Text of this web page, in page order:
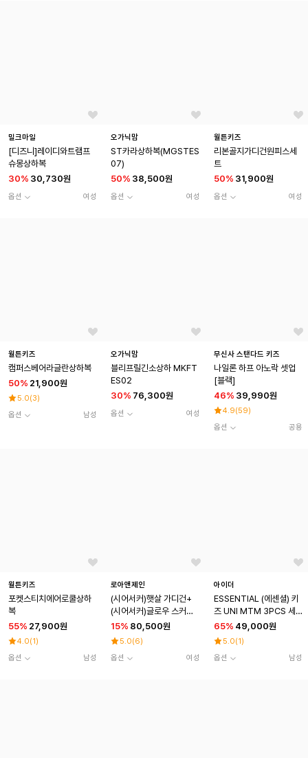
밀크마일
[디즈니]레이디와트램프
슈몽상하복
30% 30,730원
옵션 여성
오가닉맘
ST카라상하복(MGSTES
07)
50% 38,500원
옵션 여성
월튼키즈
리본골지가디건원피스세
트
50% 31,900원
옵션 여성
월튼키즈
캠퍼스베어라글란상하복
50% 21,900원
5.0(3)
옵션
남성
오가닉맘
블리프릴긴소상하 MKFT
ES02
30% 76,300원
옵션 여성
무신사 스탠다드 키즈
나일론 하프 아노락 셋업
[블랙]
46% 39,990원
4.9(59)
옵션
공용
월튼키즈
포켓스티치에어로쿨상하
복
55% 27,900원
4.0(1)
옵션
남성
로아앤제인
(시어서커)햇살 가디건+
(시어서커)글로우 스커트
SET
15% 80,500원
5.0(6)
옵션
여성
아이더
ESSENTIAL (에센셜) 키
즈 UNI MTM 3PCS 세
트_Light Pink
65% 49,000원
5.0(1)
옵션
남성